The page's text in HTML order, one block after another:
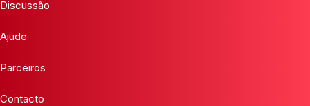
Discussão
Ajude
Parceiros
Contacto